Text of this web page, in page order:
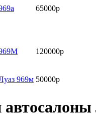
65000р
120000р
969м 50000р